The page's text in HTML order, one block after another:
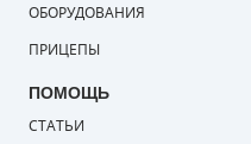
ОБОРУДОВАНИЯ
ПРИЦЕПЫ
ПОМОЩЬ
СТАТЬИ